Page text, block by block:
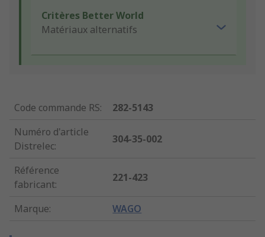
Critères Better World
Matériaux alternatifs
Code commande RS:
282-5143
Numéro d'article
Distrelec:
304-35-002
Référence
fabricant:
221-423
Marque: WAGO